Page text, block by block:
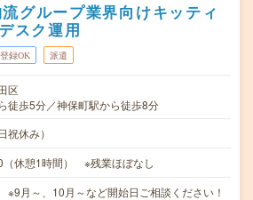
グループ業界向けキッティ
スク運用
録OK 派遣
区
徒歩5分／神保町駅から徒歩8分
祝休み）
（休憩1時間） ※残業ほぼなし
月～、10月～など開始日ご相談ください！